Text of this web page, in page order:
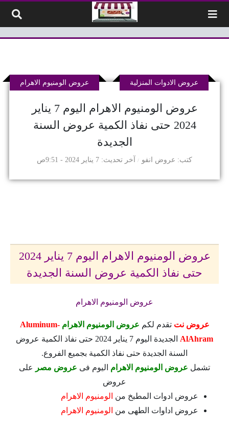
عروض الومنيوم الاهرام اليوم 7 يناير
2024 حتى نفاذ الكمية عروض السنة
الجديدة
كتب عروض انفو
عروض الادوات المنزلية عروض الومنيوم الاهرام
آخر تحديث 7 يناير 2024 - 9:51ص
عروض الومنيوم الاهرام اليوم 7 يناير 2024
حتى نفاذ الكمية عروض السنة الجديدة
عروض الومنيوم الاهرام
عروض نت تقدم لكم عروض الومنيوم الاهرام Aluminum-
AlAhram
الجديدة اليوم 7 يناير 2024 حتى نفاذ الكمية عروض
السنة الجديدة حتى نفاذ الكمية بجميع الفروع.
تشمل عروض الومنيوم الاهرام اليوم فى عروض مصر
على
عروض
عروض ادوات المطبخ من الومنيوم الاهرام
عروض اداوات الطهى من الومنيوم الاهرام